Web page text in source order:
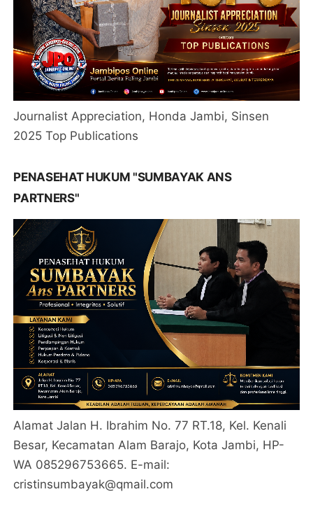
Journalist Appreciation, Honda Jambi, Sinsen
2025 Top Publications
PENASEHAT HUKUM "SUMBAYAK ANS
PARTNERS"
Alamat Jalan H. Ibrahim No. 77 RT.18, Kel. Kenali
Besar, Kecamatan Alam Barajo, Kota Jambi, HP-
WA 085296753665. E-mail:
cristinsumbayak@qmail.com